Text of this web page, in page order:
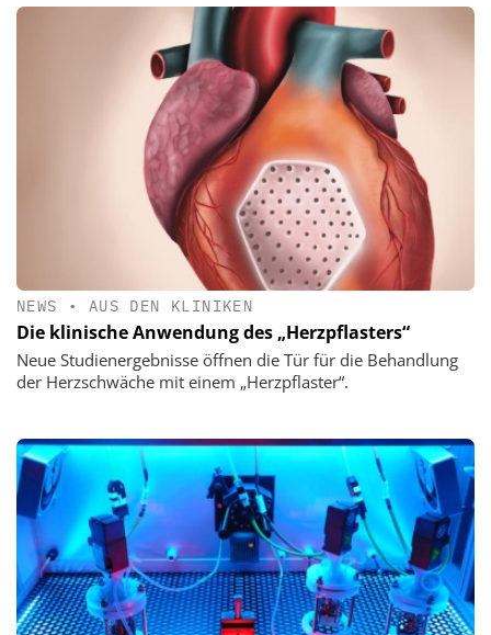
NEWS • AUS DEN KLINIKEN
Die klinische Anwendung des „Herzpflasters“
Neue Studienergebnisse öffnen die Tür für die Behandlung
der Herzschwäche mit einem „Herzpflaster“.